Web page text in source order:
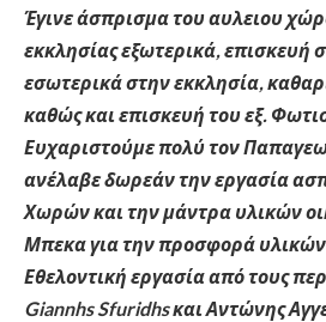
Έγινε άσπρισμα του αυλειου
εκκλησίας εξωτερικά, επισκευή
εσωτερικά στην εκκλησία,
καθώς και επισκευή του εξ.
Ευχαριστούμε πολύ τον
ανέλαβε δωρεάν την εργασία
Χωρών και την μάντρα υλικών
Μπεκα για την προσφορά
Εθελοντική εργασία από τους
Giannhs Sfuridhs και Αντώνης